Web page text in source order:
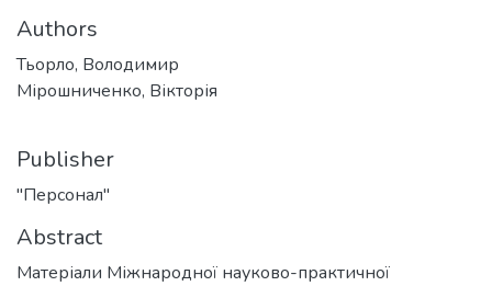
Authors
Тьорло, Володимир
Мірошниченко, Вікторія
Publisher
"Персонал"
Abstract
Матеріали Міжнародної науково-практичної